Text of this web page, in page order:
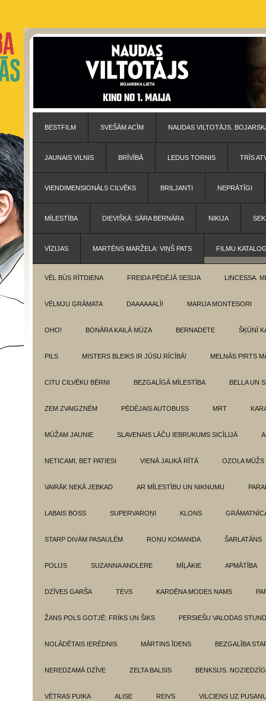
BESTFILM SVEŠĀM ACĪM NAUDAS VILTOTĀJS.
JAUNAIS VILNIS BRĪVĪBĀ LEDUS TORNIS TRĪS
VIENDIMENSIONĀLS CILVĒKS BRILJANTI NEPRĀTĪGI
MĪLESTĪBA DIEVIŠĶĀ: SĀRA BERNĀRA NIKIJA
VĪZIJAS MARTĒNS MARŽELA: VIŅŠ PATS FILMU
VĒL BŪS RĪTDIENA FREIDA PĒDĒJĀ SESIJA LINCESSA.
VĒLMJU GRĀMATA DAAAAAALĪ! MARIJA MONTESORI
OHO! BONĀRA KAILĀ MŪZA BERNADETE ŠĶŪNĪ
PILS MISTERS BLEIKS IR JŪSU RĪCĪBĀ! MELNĀS PIRTS
CITU CILVĒKU BĒRNI BEZGALĪGĀ MĪLESTĪBA BELLA UN
ZEM ZVAIGZNĒM PĒDĒJAIS AUTOBUSS MRT
MŪŽAM JAUNIE SLAVENAIS LĀČU IEBRUKUMS SICĪLIJĀ
NETICAMI, BET PATIESI VIENĀ JAUKĀ RĪTĀ OZOLA MŪŽS
VAIRĀK NEKĀ JEBKAD AR MĪLESTĪBU UN NIKNUMU
LABAIS BOSS SUPERVAROŅI KLONS
STARP DIVĀM PASAULĒM ROŅU KOMANDA ŠARLATĀNS
POLIJS SUZANNA ANDLERE MĪĻĀKIE APMĀTĪBA
DZĪVES GARŠA TĖVS KARDĒNA MODES NAMS
ŽANS POLS GOTJĒ: FRĪKS UN ŠIKS PERSIEŠU VALODAS
NOLĀDĒTAIS IERĒDNIS MĀRTINS ĪDENS BEZGALĪBA
NEREDZAMĀ DZĪVE ZELTA BALSIS BENKSIJS.
VĒTRAS PUIKA ALISE REIVS VILCIENS UZ